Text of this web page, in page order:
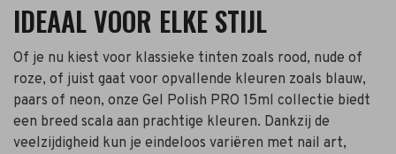
IDEAAL VOOR ELKE STIJL
Of je nu kiest voor klassieke tinten zoals rood, nude of
roze, of juist gaat voor opvallende kleuren zoals blauw,
paars of neon, onze Gel Polish PRO 15ml collectie biedt
een breed scala aan prachtige kleuren. Dankzij de
veelzijdigheid kun je eindeloos variëren met nail art,